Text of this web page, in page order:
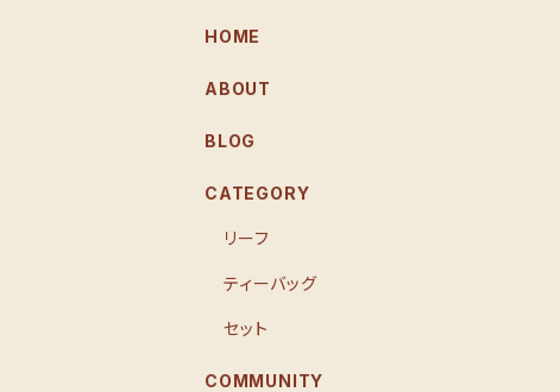
HOME
ABOUT
BLOG
CATEGORY
リーフ
ティーバッグ
セット
COMMUNITY